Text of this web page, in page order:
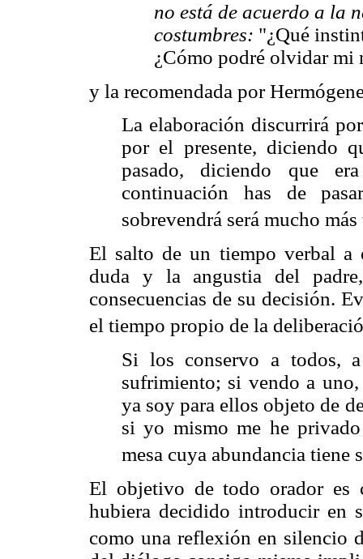
no está de acuerdo a la
costumbres: "¿Qué
¿Cómo podré olvidar mi
y la recomendada por
La elaboración discurrirá
por el presente, diciendo
pasado, diciendo que
continuación has de
sobrevendrá será mucho
El salto de un tiempo verbal a
duda y la angustia del
consecuencias de su decisión.
el tiempo propio de la
Si los conservo a todos,
sufrimiento; si vendo a
ya soy para ellos objeto de
si yo mismo me he
mesa cuya abundancia tiene
El objetivo de todo orador es
hubiera decidido introducir en
como una reflexión en silencio